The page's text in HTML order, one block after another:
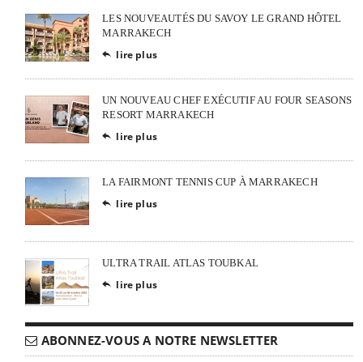
LES NOUVEAUTÉS DU SAVOY LE GRAND HÔTEL
MARRAKECH
 lire plus
UN NOUVEAU CHEF EXÉCUTIF AU FOUR SEASONS
RESORT MARRAKECH
 lire plus
LA FAIRMONT TENNIS CUP À MARRAKECH
 lire plus
ULTRA TRAIL ATLAS TOUBKAL
 lire plus
ABONNEZ-VOUS A NOTRE NEWSLETTER